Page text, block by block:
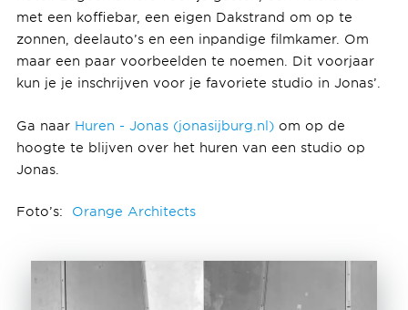
met een koffiebar, een eigen Dakstrand om op te
zonnen, deelauto’s en een inpandige filmkamer. Om
maar een paar voorbeelden te noemen. Dit voorjaar
kun je je inschrijven voor je favoriete studio in Jonas’.
Ga naar Huren - Jonas (jonasijburg.nl)om op de
hoogte te blijven over het huren van een studio op
Jonas.
Foto’s: Orange Architects